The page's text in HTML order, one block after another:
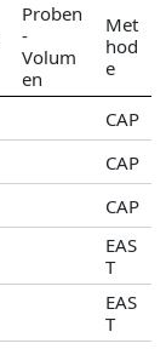
Proben
-
Volum
en
Met
hod
e
CAP
CAP
CAP
EAS
T
EAS
T